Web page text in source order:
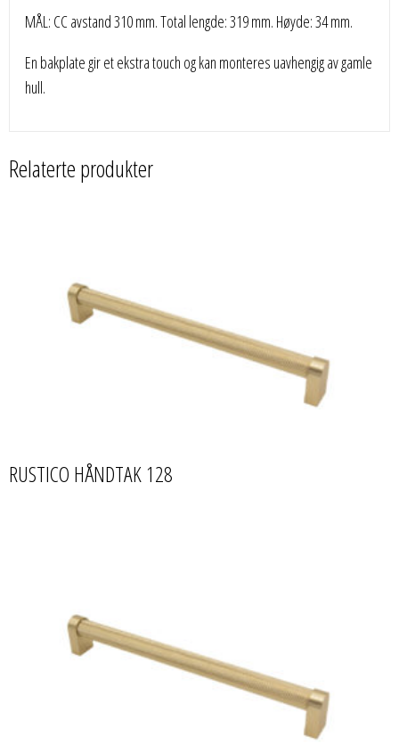
MÅL: CC avstand 310 mm. Total lengde: 319 mm. Høyde: 34 mm.
En bakplate gir et ekstra touch og kan monteres uavhengig av gamle
hull.
Relaterte produkter
RUSTICO HÅNDTAK 128